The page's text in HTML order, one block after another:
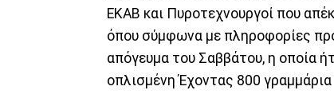
ΕΚΑΒ και Πυροτεχνουργοί που
όπου σύμφωνα με πληροφορίες
απόγευμα του Σαββάτου, η οποία
οπλισμένη Έχοντας 800